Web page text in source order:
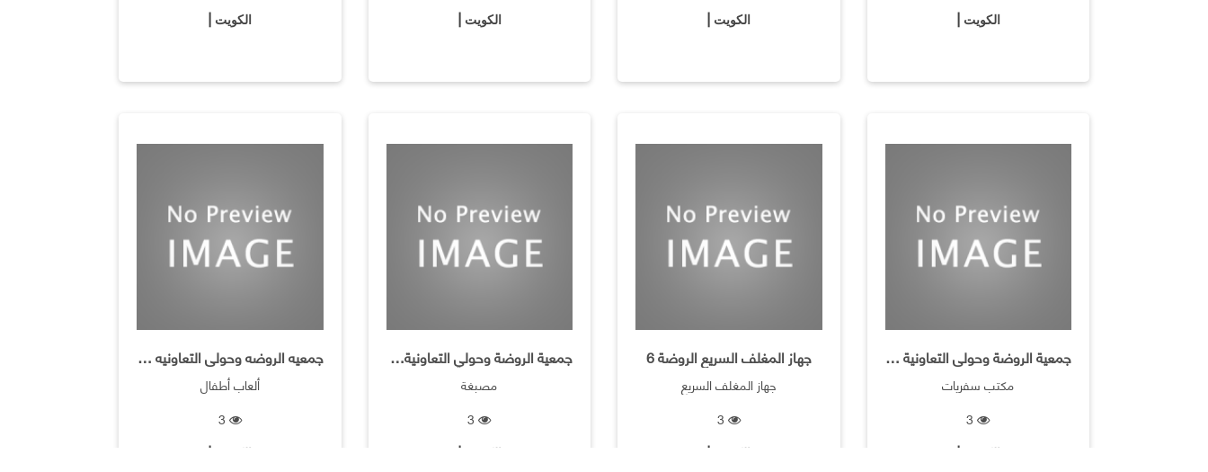
الكويت | الكويت | الكويت | الكويت |
جمعية الروضة وحولى التعاونية / السياحة والسفر
مكتب سفريات
3
الكويت |
جهاز المغلف السريع الروضة 6
جهاز المغلف السريع
الكويت |
جمعية الروضة وحولي التعاونية/استلام وتسليم الملابس
مصبغة
3
الكويت |
جمعيه الروضه وحولى التعاونيه ـ فرع لعب وادوات الاطفال
ألعاب أطفال
الكويت |